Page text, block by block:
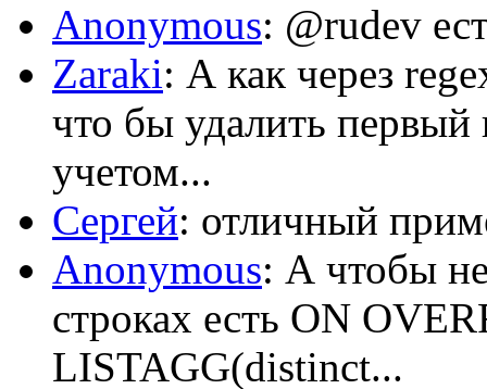
Anonymous: @rudev
Zaraki: А как через
что бы удалить первый
учетом...
Сергей: отличный
Anonymous: А чтобы
строках есть ON
LISTAGG(distinct...